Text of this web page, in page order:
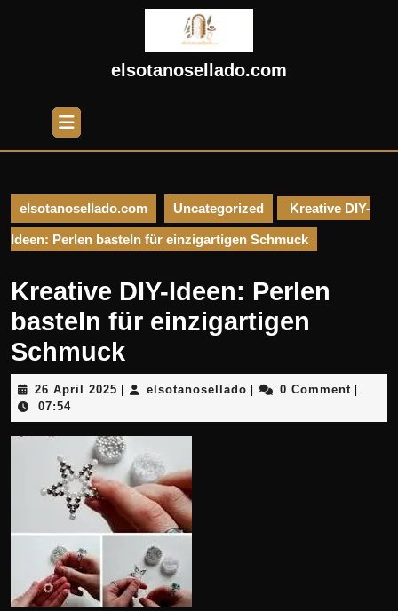
elsotanosellado.com
Open
Button
elsotanosellado.com Uncategorized Kreative DIY-
Ideen: Perlen basteln für einzigartigen Schmuck
Kreative DIY-Ideen: Perlen
basteln für einzigartigen
Schmuck
26 April 2025 26
2025
| elsotanosellado elsotanosellado
| 0 Comment |
07:54